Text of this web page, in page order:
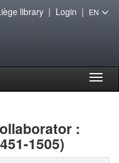
library| Login | EN
:
1505)